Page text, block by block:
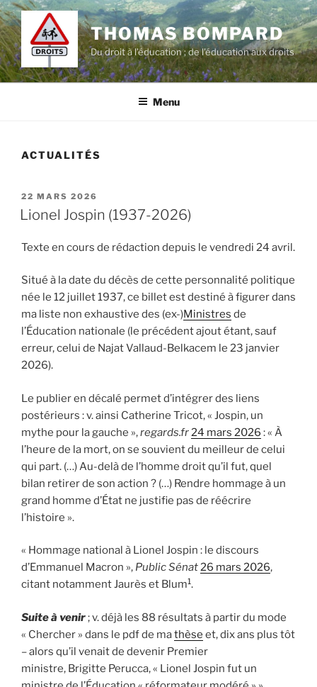
Aller
au
contenu
principal
THOMAS BOMPARD
Du droit à l’éducation ; de l'éducation aux droits
Menu
ACTUALITÉS
PUBLIÉ
LE
22 MARS 2026
Lionel Jospin (1937-2026)
Texte en cours de rédaction depuis le vendredi 24 avril.
Situé à la date du décès de cette personnalité politique
née le 12 juillet 1937, ce billet est destiné à figurer dans
ma liste non exhaustive des (ex-)Ministres de
l’Éducation nationale (le précédent ajout étant, sauf
erreur, celui de Najat Vallaud-Belkacem le 23 janvier
2026).
Le publier en décalé permet d’intégrer des liens
postérieurs : v. ainsi Catherine Tricot, « Jospin, un
mythe pour la gauche »,regards.fr24 mars 2026 : « À
l’heure de la mort, on se souvient du meilleur de celui
qui part. (…) Au-delà de l’homme droit qu’il fut, quel
bilan retirer de son action ? (…) Rendre hommage à un
grand homme d’État ne justifie pas de réécrire
l’histoire ».
« Hommage national à Lionel Jospin : le discours
d’Emmanuel Macron », Public Sénat26 mars 2026,
citant notamment Jaurès et Blum1.
Suite à venir; v. déjà les 88 résultats à partir du mode
« Chercher » dans le pdf de mathèse et, dix ans plus tôt
– alors qu’il venait de devenir Premier
ministre, Brigitte Perucca, « Lionel Jospin fut un